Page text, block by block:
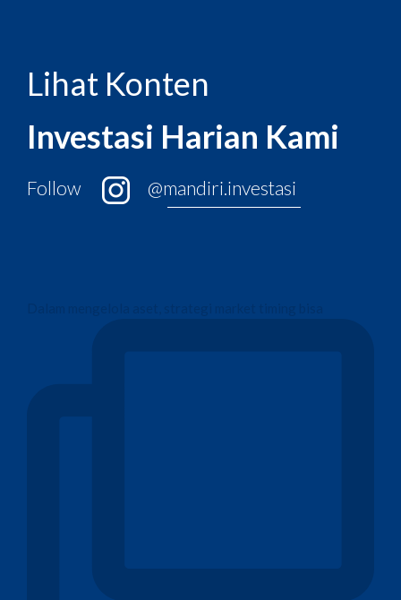
Lihat Konten
Investasi Harian Kami
Follow @mandiri.investasi